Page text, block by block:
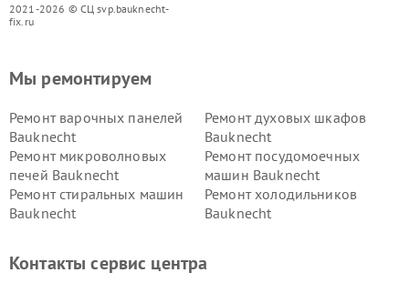
2021-2026 © СЦ svp.bauknecht-
fix.ru
Мы ремонтируем
Ремонт варочных панелей
Bauknecht
Ремонт духовых шкафов
Bauknecht
Ремонт микроволновых
печей Bauknecht
Ремонт посудомоечных
машин Bauknecht
Ремонт стиральных машин
Bauknecht
Ремонт холодильников
Bauknecht
Контакты сервис центра